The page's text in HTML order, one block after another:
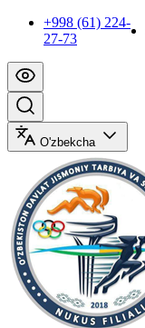
+998 (61) 224-
27-73
O'zbekcha